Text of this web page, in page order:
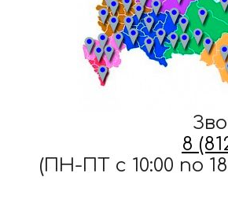
8
(ПН-ПТ c 10:00 по